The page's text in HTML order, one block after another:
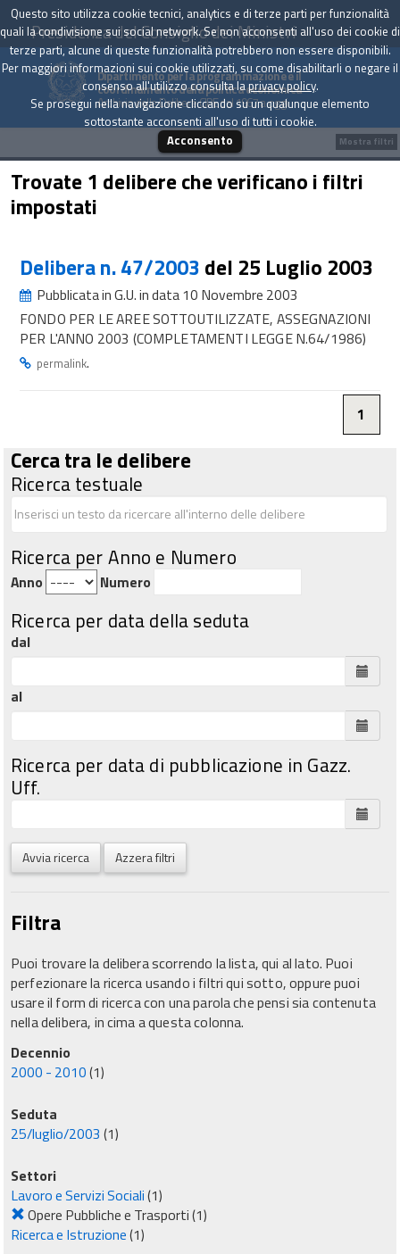
Presidenza del Consiglio dei Ministri
Dipartimento per la programmazione e il
coordinamento della politica economica
Archivio delle Delibere CIPE dal 1967 a oggi
Trovate 1 delibere che verificano i filtri
impostati
Delibera n. 47/2003 del 25 Luglio 2003
Pubblicata in G.U. in data 10 Novembre 2003
FONDO PER LE AREE SOTTOUTILIZZATE, ASSEGNAZIONI
PER L'ANNO 2003 (COMPLETAMENTI LEGGE N.64/1986)
permalink.
1
Cerca tra le delibere
Ricerca testuale
Ricerca per Anno e Numero
Anno Numero
Ricerca per data della seduta
dal
al
Ricerca per data di pubblicazione in Gazz.
Uff.
Avvia ricerca Azzera filtri
Filtra
Puoi trovare la delibera scorrendo la lista, qui al lato. Puoi
perfezionare la ricerca usando i filtri qui sotto, oppure puoi
usare il form di ricerca con una parola che pensi sia contenuta
nella delibera, in cima a questa colonna.
Decennio
2000 - 2010(1)
Seduta
25/luglio/2003 (1)
Settori
Lavoro e Servizi Sociali(1)
Opere Pubbliche e Trasporti(1)
Ricerca e Istruzione(1)
Mostra filtri
Questo sito utilizza cookie tecnici, analytics e di terze parti per funzionalità
quali la condivisione sui social network. Se non acconsenti all'uso dei cookie di
terze parti, alcune di queste funzionalità potrebbero non essere disponibili.
Per maggiori informazioni sui cookie utilizzati, su come disabilitarli o negare il
consenso all'utilizzo consulta laprivacy policy.
Se prosegui nella navigazione cliccando su un qualunque elemento
sottostante acconsenti all'uso di tutti i cookie.
Acconsento